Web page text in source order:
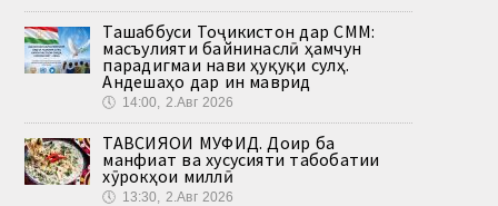
Ташаббуси Тоҷикистон дар СММ:
масъулияти байнинаслӣ ҳамчун
парадигмаи нави ҳуқуқи сулҳ.
Андешаҳо дар ин маврид
🕔 14:00, 2.Авг 2026
ТАВСИЯҲОИ МУФИД. Доир ба
манфиат ва хусусияти табобатии
хӯрокҳои миллӣ
🕔 13:30, 2.Авг 2026